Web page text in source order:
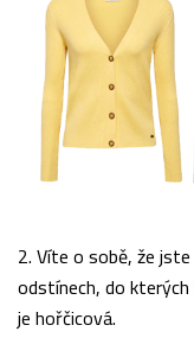
2. Víte o sobě, že
odstínech, do kterých
je hořčicová.